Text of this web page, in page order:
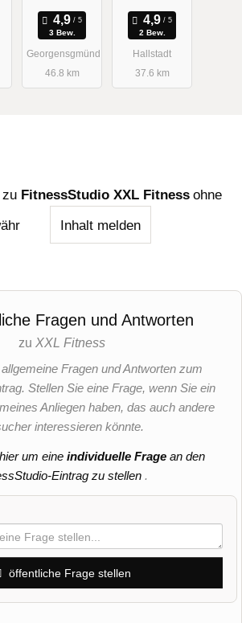
3 Bew.
Georgensgmünd
46.8 km
2 Bew.
Hallstadt
37.6 km
zu FitnessStudio XXL Fitness ohne
Inhalt melden
Fragen und Antworten
zu XXL Fitness
Fragen und Antworten zum
Stellen Sie eine Frage, wenn Sie ein
Anliegen haben, das auch andere
interessieren könnte.
um eineindividuelle Frage an den
Eintrag zu stellen .
öffentliche Frage stellen